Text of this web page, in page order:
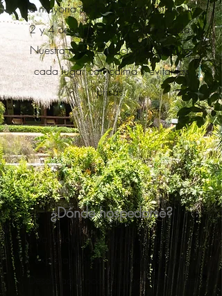
La mayoría de los viajeros visita entre
2 y 4 cenotes en una sola jornada.
Nuestra recomendación es disfrutar
cada lugar con calma y evitar las
prisas.
¿Dónde hospedarse?
Valladolid es el punto ideal para
explorar los cenotes de la región.
Desde aquí podrás llegar fácilmente